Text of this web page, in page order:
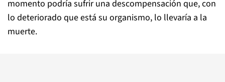
momento podría sufrir una descompensación que, con
lo deteriorado que está su organismo, lo llevaría a la
muerte.